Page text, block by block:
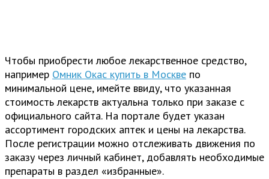
Чтобы приобрести любое лекарственное средство,
например Омник Окас купить в Москве по
минимальной цене, имейте ввиду, что указанная
стоимость лекарств актуальна только при заказе с
официального сайта. На портале будет указан
ассортимент городских аптек и цены на лекарства.
После регистрации можно отслеживать движения по
заказу через личный кабинет, добавлять необходимые
препараты в раздел «избранные».